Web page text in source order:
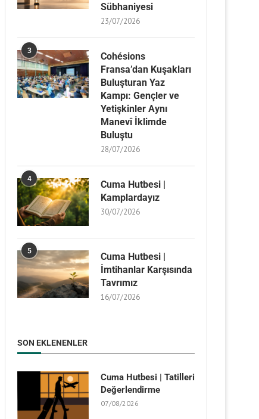
Sübhaniyesi
23/07/2026
3
Cohésions
Fransa’dan Kuşakları
Buluşturan Yaz
Kampı: Gençler ve
Yetişkinler Aynı
Manevî İklimde
Buluştu
28/07/2026
4
Cuma Hutbesi |
Kamplardayız
30/07/2026
5
Cuma Hutbesi |
İmtihanlar Karşısında
Tavrımız
16/07/2026
SON EKLENENLER
Cuma Hutbesi | Tatilleri
Değerlendirme
07/08/2026